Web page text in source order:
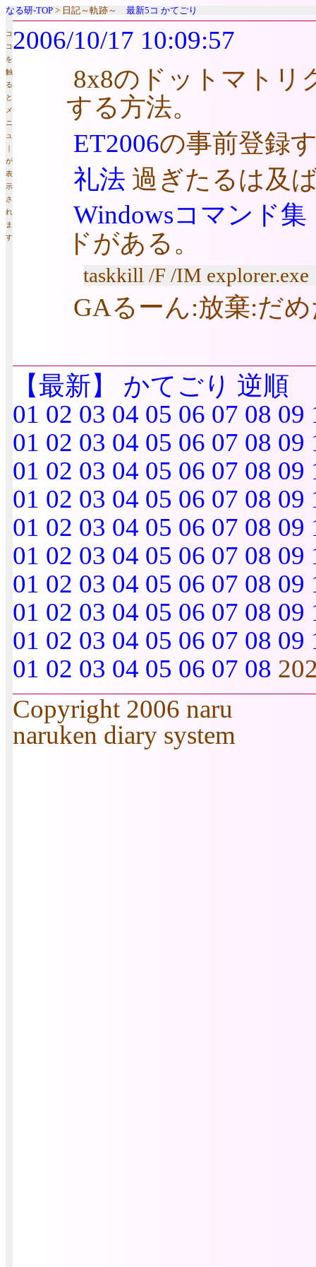
なる研-TOP > 日記～軌跡～ 最新5コ かてごり
コ
コ
を
触
る
と
メ
ニ
ュ
｜
が
表
示
さ
れ
ま
す
2006/10/17 10:09:57
8x8のドットマトリ
する方法。
ET2006の事前登録
礼法 過ぎたるは及
Windowsコマンド集
ドがある。
taskkill /F /IM explorer.exe
GAるーん:放棄:だ
【最新】 かてごり 逆順
01 02 03 04 05 06 07 08 09
01 02 03 04 05 06 07 08 09
01 02 03 04 05 06 07 08 09
01 02 03 04 05 06 07 08 09
01 02 03 04 05 06 07 08 09
01 02 03 04 05 06 07 08 09
01 02 03 04 05 06 07 08 09
01 02 03 04 05 06 07 08 09
01 02 03 04 05 06 07 08 09
01 02 03 04 05 06 07 08
Copyright 2006 naru
naruken diary system